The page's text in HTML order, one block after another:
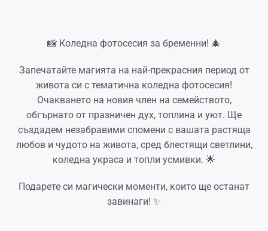
📸 Коледна фотосесия за бременни! 🎄
Запечатайте магията на най-прекрасния период от
живота си с тематична коледна фотосесия!
Очакването на новия член на семейството,
обгърнато от празничен дух, топлина и уют. Ще
създадем незабравими спомени с вашата растяща
любов и чудото на живота, сред блестящи светлини,
коледна украса и топли усмивки. 🌟
Подарете си магически моменти, които ще останат
завинаги! ✨